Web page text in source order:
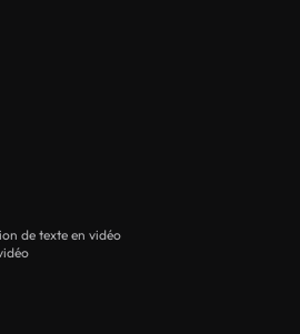
de texte en vidéo